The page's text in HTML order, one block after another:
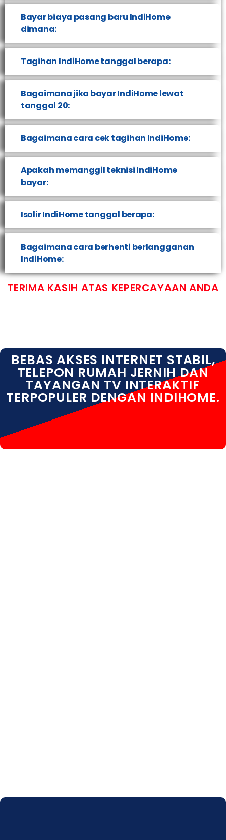
Bayar biaya pasang baru IndiHome
dimana:
Tagihan IndiHome tanggal berapa:
Bagaimana jika bayar IndiHome lewat
tanggal 20:
Bagaimana cara cek tagihan IndiHome:
Apakah memanggil teknisi IndiHome
bayar:
Isolir IndiHome tanggal berapa:
Bagaimana cara berhenti berlangganan
IndiHome:
TERIMA KASIH ATAS KEPERCAYAAN ANDA
BEBAS AKSES INTERNET STABIL,
TELEPON RUMAH JERNIH DAN
TAYANGAN TV INTERAKTIF
TERPOPULER DENGAN INDIHOME.